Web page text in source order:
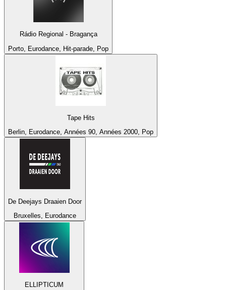
Rádio Regional - Bragança
Porto, Eurodance, Hit-parade, Pop
Tape Hits
Berlin, Eurodance, Années 90, Années 2000, Pop
De Deejays Draaien Door
Bruxelles, Eurodance
ELLIPTICUM